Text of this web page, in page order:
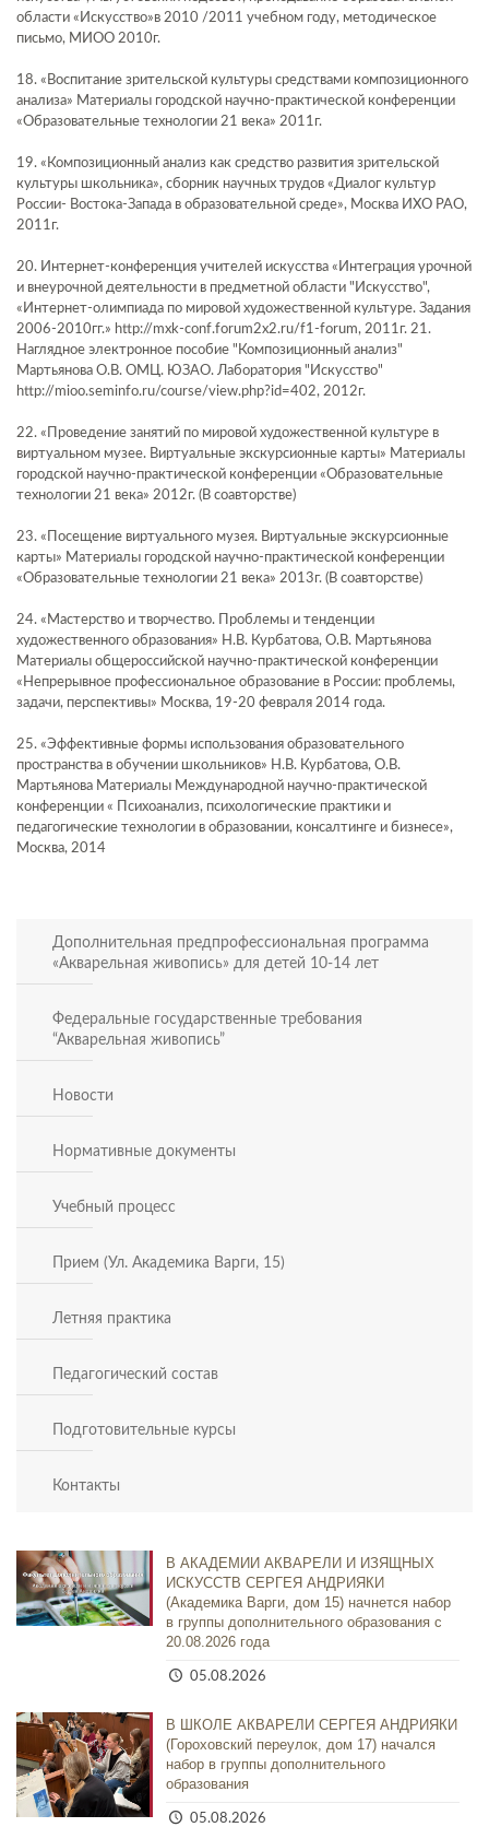
области «Искусство»в 2010 /2011 учебном году, методическое
письмо, МИОО 2010г.
18. «Воспитание зрительской культуры средствами композиционного
анализа» Материалы городской научно-практической конференции
«Образовательные технологии 21 века» 2011г.
19. «Композиционный анализ как средство развития зрительской
культуры школьника», сборник научных трудов «Диалог культур
России- Востока-Запада в образовательной среде», Москва ИХО РАО,
2011г.
20. Интернет-конференция учителей искусства «Интеграция урочной
и внеурочной деятельности в предметной области "Искусство",
«Интернет-олимпиада по мировой художественной культуре. Задания
2006-2010гг.» http://mxk-conf.forum2x2.ru/f1-forum, 2011г. 21.
Наглядное электронное пособие "Композиционный анализ"
Мартьянова О.В. ОМЦ. ЮЗАО. Лаборатория "Искусство"
http://mioo.seminfo.ru/course/view.php?id=402, 2012г.
22. «Проведение занятий по мировой художественной культуре в
виртуальном музее. Виртуальные экскурсионные карты» Материалы
городской научно-практической конференции «Образовательные
технологии 21 века» 2012г. (В соавторстве)
23. «Посещение виртуального музея. Виртуальные экскурсионные
карты» Материалы городской научно-практической конференции
«Образовательные технологии 21 века» 2013г. (В соавторстве)
24. «Мастерство и творчество. Проблемы и тенденции
художественного образования» Н.В. Курбатова, О.В. Мартьянова
Материалы общероссийской научно-практической конференции
«Непрерывное профессиональное образование в России: проблемы,
задачи, перспективы» Москва, 19-20 февраля 2014 года.
25. «Эффективные формы использования образовательного
пространства в обучении школьников» Н.В. Курбатова, О.В.
Мартьянова Материалы Международной научно-практической
конференции « Психоанализ, психологические практики и
педагогические технологии в образовании, консалтинге и бизнесе»,
Москва, 2014
Дополнительная предпрофессиональная программа
«Акварельная живопись» для детей 10-14 лет
Федеральные государственные требования
“Акварельная живопись”
Новости
Нормативные документы
Учебный процесс
Прием (Ул. Академика Варги, 15)
Летняя практика
Педагогический состав
Подготовительные курсы
Контакты
В АКАДЕМИИ АКВАРЕЛИ И ИЗЯЩНЫХ
ИСКУССТВ СЕРГЕЯ АНДРИЯКИ
(Академика Варги, дом 15) начнется набор
в группы дополнительного образования с
20.08.2026 года
05.08.2026
В ШКОЛЕ АКВАРЕЛИ СЕРГЕЯ АНДРИЯКИ
(Гороховский переулок, дом 17) начался
набор в группы дополнительного
образования
05.08.2026